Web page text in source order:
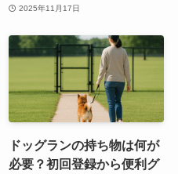
2025年11月17日
ドッグランの持ち物は何が
必要？初回登録から便利グ